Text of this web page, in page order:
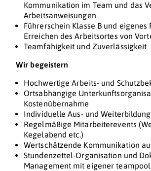
Kommunikation im Team und das
Arbeitsanweisungen
Führerschein Klasse B und eigenes
Erreichen des Arbeitsortes von
Teamfähigkeit und Zuverlässigkeit
Wir begeistern
Hochwertige Arbeits- und
Ortsabhängige
Kostenübernahme
Individuelle Aus- und
Regelmäßige Mitarbeiterevents
Kegelabend etc.)
Wertschätzende Kommunikation
Stundenzettel-Organisation und
Management mit eigener